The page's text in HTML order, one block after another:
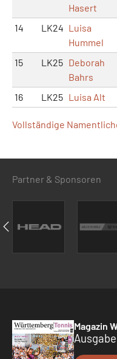
Hasert
14 LK24 Luisa
Hummel
15 LK25 Deborah
Bahrs
16 LK25 Luisa Alt
Vollständige
Partner & Sponsoren
Magazin